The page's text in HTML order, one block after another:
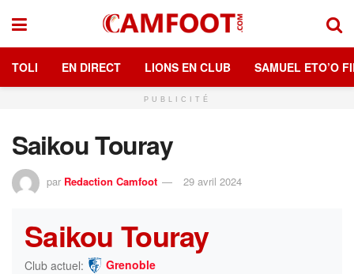
TOLI EN DIRECT LIONS EN CLUB SAMUEL ETO’O
PUBLICITÉ
Saikou Touray
par Redaction Camfoot 29 avril 2024
Saikou Touray
Club actuel: Grenoble